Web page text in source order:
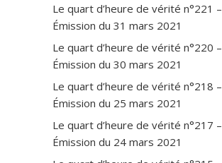
Le quart d’heure de vérité n°221 –
Émission du 31 mars 2021
Le quart d’heure de vérité n°220 –
Émission du 30 mars 2021
Le quart d’heure de vérité n°218 –
Émission du 25 mars 2021
Le quart d’heure de vérité n°217 –
Émission du 24 mars 2021